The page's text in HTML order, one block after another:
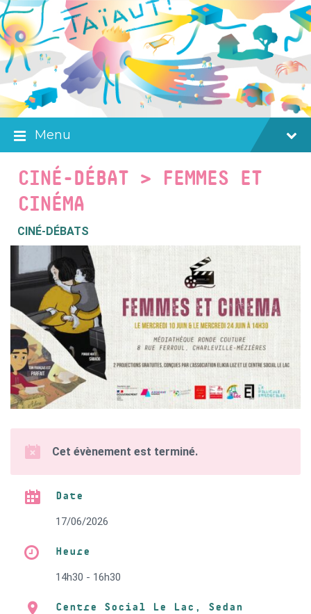
Skip
to
content
Skip
to
main
navigation
Skip
to
footer
Menu
CINÉ-DÉBAT > FEMMES ET
CINÉMA
CINÉ-DÉBATS
Cet évènement est terminé.
Date
17/06/2026
Heure
14h30 - 16h30
Centre Social Le Lac, Sedan